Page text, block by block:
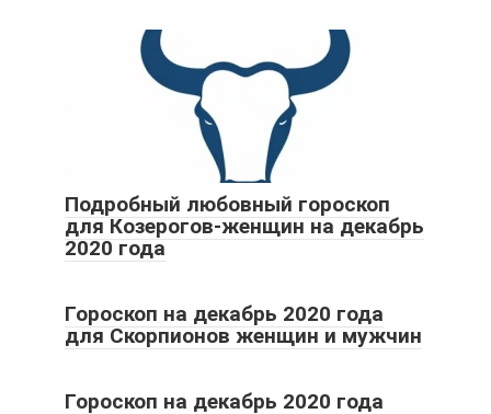
Подробный любовный гороскоп
для Козерогов-женщин на декабрь
2020 года
Гороскоп на декабрь 2020 года
для Скорпионов женщин и мужчин
Гороскоп на декабрь 2020 года